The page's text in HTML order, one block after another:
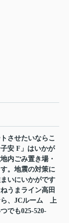
させたいならこ
安 F」はいかが
内ごみ置き場・
。地震の対策に
いにいかがです
うまライン高田
ら、JCルーム 上
でも025-520-